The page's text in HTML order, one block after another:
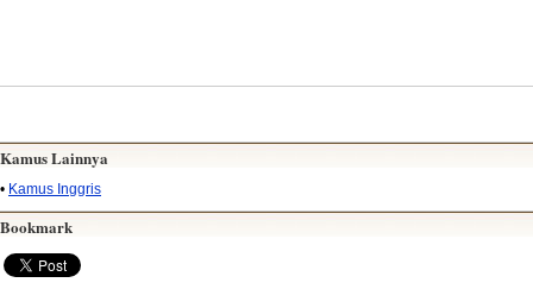
Kamus Lainnya
• Kamus Inggris
Bookmark